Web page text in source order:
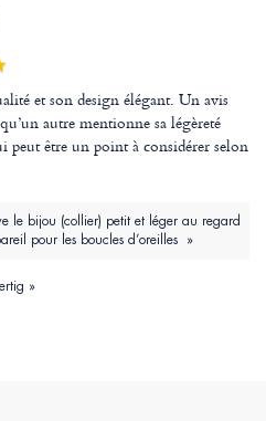
et son design élégant. Un avis
autre mentionne sa légèreté
peut être un point à considérer selon
le bijou (collier) petit et léger au regard
pour les boucles d’oreilles »
»